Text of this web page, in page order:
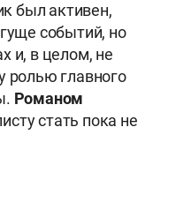
был активен,
событий, но
и, в целом, не
ролью главного
Романом
стать пока не